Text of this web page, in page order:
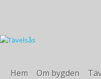
Hem Om bygden